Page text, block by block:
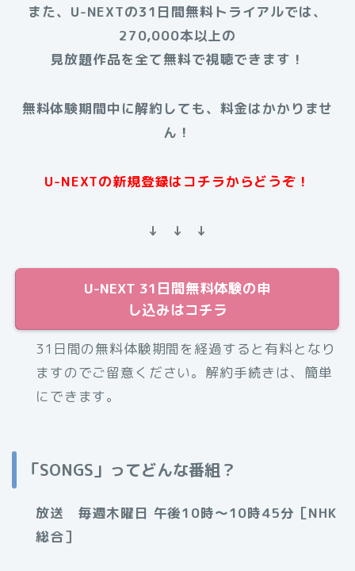
また、U-NEXTの31日間無料トライアルでは、
270,000本以上の
見放題作品を全て無料で視聴できます！
無料体験期間中に解約しても、料金はかかりませ
ん！
U-NEXTの新規登録はコチラからどうぞ！
↓ ↓ ↓
U-NEXT 31日間無料体験の申
し込みはコチラ
31日間の無料体験期間を経過すると有料となり
ますのでご留意ください。解約手続きは、簡単
にできます。
「SONGS」ってどんな番組？
放送 毎週木曜日 午後10時～10時45分［NHK
総合］